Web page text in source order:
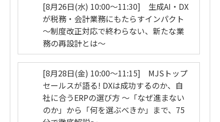
[8月26日(水) 10:00～11:30] 生成AI・DX
が税務・会計業務にもたらすインパクト
～制度改正対応で終わらない、新たな業
務の再設計とは～
[8月28日(金) 10:00～11:15] MJSトップ
セールスが語る! DXは成功するのか、自
社に合うERPの選び方 ～「なぜ進まない
のか」から「何を選ぶべきか」まで、75